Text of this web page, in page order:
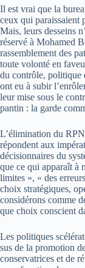
Il est vrai que la
ceux qui paraissaient
Mais, leurs desseins
réservé à Mohamed
rassemblement des
toute volonté en
du contrôle, politique
ont eu à subir
leur mise sous le
pantin : la garde
L’élimination du
répondent aux
décisionnaires du
que ce qui apparaît à
limites », « des
choix stratégiques,
considérons comme
que choix conscient
Les politiques
sus de la promotion
conservatrices et de